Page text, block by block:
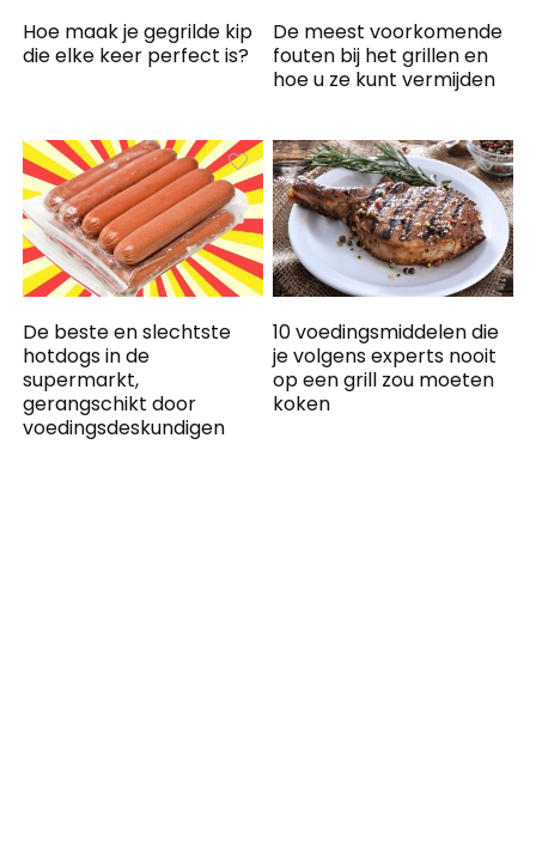
Hoe maak je gegrilde kip
die elke keer perfect is?
De meest voorkomende
fouten bij het grillen en
hoe u ze kunt vermijden
De beste en slechtste
hotdogs in de
supermarkt,
gerangschikt door
voedingsdeskundigen
10 voedingsmiddelen die
je volgens experts nooit
op een grill zou moeten
koken